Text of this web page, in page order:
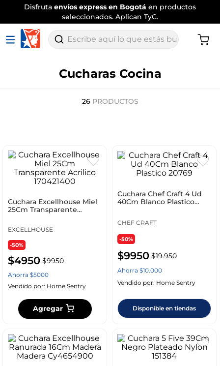
Envíotradicional gratispor comprassuperiores a $120.000
Aplican TyC
Escribe aquí lo que estás buscando
Cucharas Cocina
26 PRODUCTOS
Cuchara Excellhouse Miel
25Cm Transparente
EXCELLHOUSE
-50%
$4950 $9950
Ahorra $5000
Vendido por: Home Sentry
Agregar
Cuchara Chef Craft 4 Ud
40Cm Blanco Plastico
CHEF CRAFT
-50%
$9950 $19.950
Ahorra $10.000
Vendido por: Home Sentry
Disponible en tiendas